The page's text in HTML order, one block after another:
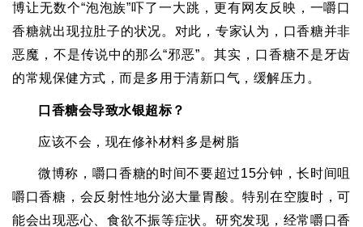
博让无数个“泡泡族”吓了一大跳，更有网友反映，一嚼口
香糖就出现拉肚子的状况。对此，专家认为，口香糖并非
恶魔，不是传说中的那么“邪恶”。其实，口香糖不是牙齿
的常规保健方式，而是多用于清新口气，缓解压力。
口香糖会导致水银超标？
应该不会，现在修补材料多是树脂
微博称，嚼口香糖的时间不要超过15分钟，长时间咀
嚼口香糖，会反射性地分泌大量胃酸。特别在空腹时，可
能会出现恶心、食欲不振等症状。研究发现，经常嚼口香